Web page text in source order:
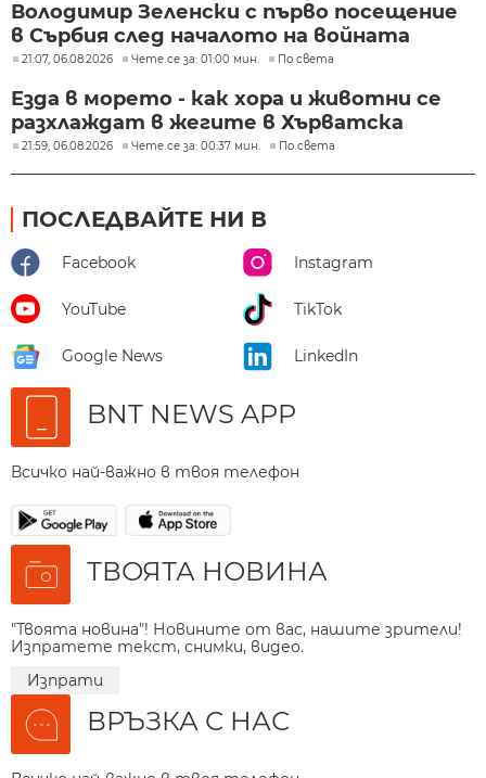
Володимир Зеленски с първо посещение
в Сърбия след началото на войната
21:07, 06.08.2026 Чете се за: 01:00 мин. По света
Езда в морето - как хора и животни се
разхлаждат в жегите в Хърватска
21:59, 06.08.2026 Чете се за: 00:37 мин. По света
ПОСЛЕДВАЙТЕ НИ В
Facebook Instagram
YouTube TikTok
Google News LinkedIn
BNT NEWS APP
Всичко най-важно в твоя телефон
ТВОЯТА НОВИНА
"Твоята новина"! Новините от вас, нашите зрители!
Изпратете текст, снимки, видео.
Изпрати
ВРЪЗКА С НАС